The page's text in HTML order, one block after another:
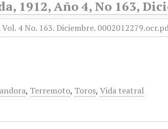
1912, Año 4, No 163,
, Terremoto, Toros,Vida teatral